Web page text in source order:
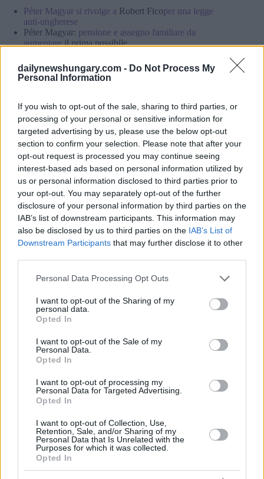
dailynewshungary.com - Do Not Process My
Personal Information
If you wish to opt-out of the sale, sharing to third parties, or
processing of your personal or sensitive information for
targeted advertising by us, please use the below opt-out
section to confirm your selection. Please note that after your
opt-out request is processed you may continue seeing
interest-based ads based on personal information utilized by
us or personal information disclosed to third parties prior to
your opt-out. You may separately opt-out of the further
disclosure of your personal information by third parties on the
IAB’s list of downstream participants. This information may
also be disclosed by us to third parties on the IAB’s List of
Downstream Participants that may further disclose it to other
Please note that this website/app uses one or more Google
not limited to your visit or usage behaviour. You may click to
grant or deny consent to Google and its third-party tags to
use your data for below specified purposes in below Google
consent section.
Personal Data Processing Opt Outs
I want to opt-out of the Sharing of my
personal data.
Opted In
I want to opt-out of the Sale of my
Personal Data.
Opted In
I want to opt-out of processing my
Personal Data for Targeted Advertising.
Opted In
I want to opt-out of Collection, Use,
Retention, Sale, and/or Sharing of my
Personal Data that Is Unrelated with the
Purposes for which it was collected.
Opted In
Péter Magyar si rivolge a Robert Ficoper una legge
anti-ungherese
Péter Magyar: pensione e assegno familiare da
aumentareil prima possibile
II in Ungheria?
Il leader ungherese della Transilvaniagiura a Magyar di
primi sette del Governo Tisza
Società:
La popolazione dell’Ungheria potrebbe ridursi
drasticamenteentro il 2100, secondo i dati dell’UE
Il vero costo dei lavoratori ospiti in Ungheria: una tassa
nascosta intrappola molte aziende
Lei e i suoi amici siete interessati all’Ungheria?
Si iscriva al briefing di Daily News Hungary e non perda mai
più una notizia importante!Si iscriva alla nostra newsletter
Legga altrenotizie sull’Ungheriasulla nostra homepage.
Immagine in evidenza:MTI
categoria notizie rapide
Your email address will not be published. Required fields are marked*
*
*